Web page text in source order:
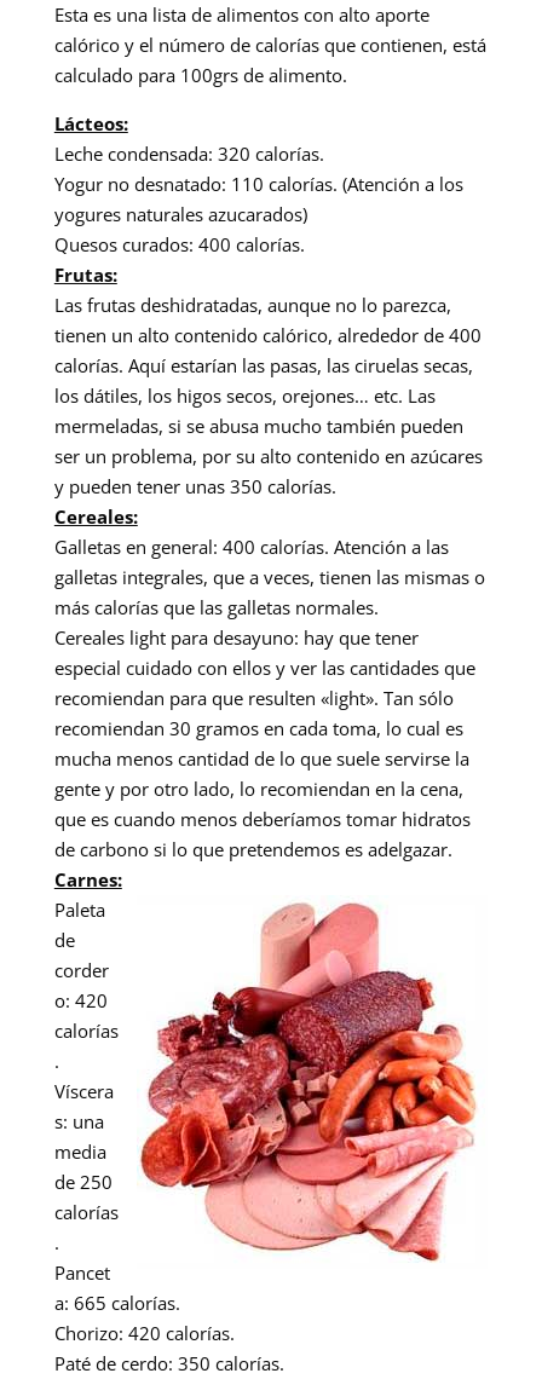
Esta es una lista de alimentos con alto aporte
calórico y el número de calorías que contienen, está
calculado para 100grs de alimento.
Lácteos:
Leche condensada: 320 calorías.
Yogur no desnatado: 110 calorías. (Atención a los
yogures naturales azucarados)
Quesos curados: 400 calorías.
Frutas:
Las frutas deshidratadas, aunque no lo parezca,
tienen un alto contenido calórico, alrededor de 400
calorías. Aquí estarían las pasas, las ciruelas secas,
los dátiles, los higos secos, orejones… etc. Las
mermeladas, si se abusa mucho también pueden
ser un problema, por su alto contenido en azúcares
y pueden tener unas 350 calorías.
Cereales:
Galletas en general: 400 calorías. Atención a las
galletas integrales, que a veces, tienen las mismas o
más calorías que las galletas normales.
Cereales light para desayuno: hay que tener
especial cuidado con ellos y ver las cantidades que
recomiendan para que resulten «light». Tan sólo
recomiendan 30 gramos en cada toma, lo cual es
mucha menos cantidad de lo que suele servirse la
gente y por otro lado, lo recomiendan en la cena,
que es cuando menos deberíamos tomar hidratos
de carbono si lo que pretendemos es adelgazar.
Carnes:
Paleta
de
corder
o: 420
calorías
.
Víscera
s: una
media
de 250
calorías
.
Pancet
a: 665 calorías.
Chorizo: 420 calorías.
Paté de cerdo: 350 calorías.